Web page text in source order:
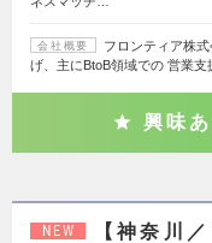
会社概要
フロンティア株
げ、主にBtoB領域での 営業
興味あ
NEW
【神奈川